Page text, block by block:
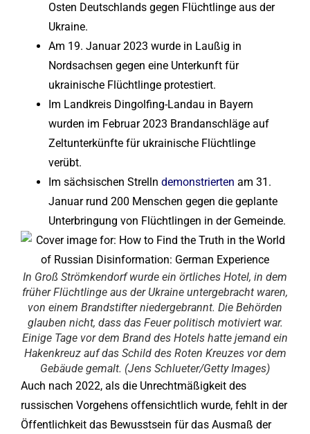
Osten Deutschlands gegen Flüchtlinge aus der
Ukraine.
Am 19. Januar 2023 wurde in Laußig in
Nordsachsen gegen eine Unterkunft für
ukrainische Flüchtlinge protestiert.
Im Landkreis Dingolfing-Landau in Bayern
wurden im Februar 2023 Brandanschläge auf
Zeltunterkünfte für ukrainische Flüchtlinge
verübt.
Im sächsischen Strelln demonstrierten am 31.
Januar rund 200 Menschen gegen die geplante
Unterbringung von Flüchtlingen in der Gemeinde.
In Groß Strömkendorf wurde ein örtliches Hotel, in dem
früher Flüchtlinge aus der Ukraine untergebracht waren,
von einem Brandstifter niedergebrannt. Die Behörden
glauben nicht, dass das Feuer politisch motiviert war.
Einige Tage vor dem Brand des Hotels hatte jemand ein
Hakenkreuz auf das Schild des Roten Kreuzes vor dem
Gebäude gemalt. (Jens Schlueter/Getty Images)
Auch nach 2022, als die Unrechtmäßigkeit des
russischen Vorgehens offensichtlich wurde, fehlt in der
Öffentlichkeit das Bewusstsein für das Ausmaß der